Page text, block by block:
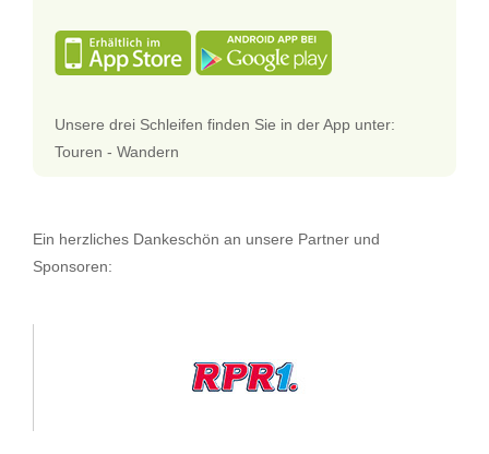
Unsere drei Schleifen finden Sie in der App unter:
Touren - Wandern
Ein herzliches Dankeschön an unsere Partner und
Sponsoren: